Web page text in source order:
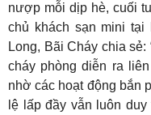
nượp mỗi dịp hè, cuối
chủ khách sạn mini
Long, Bãi Cháy chia
cháy phòng diễn ra
nhờ các hoạt động bắn
lệ lấp đầy vẫn luôn